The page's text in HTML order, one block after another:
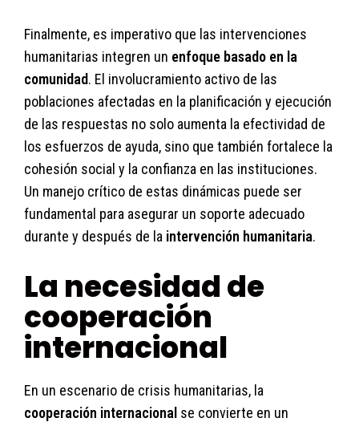
Finalmente, es imperativo que las intervenciones
humanitarias integren un enfoque basado en la
comunidad. El involucramiento activo de las
poblaciones afectadas en la planificación y ejecución
de las respuestas no solo aumenta la efectividad de
los esfuerzos de ayuda, sino que también fortalece la
cohesión social y la confianza en las instituciones.
Un manejo crítico de estas dinámicas puede ser
fundamental para asegurar un soporte adecuado
durante y después de la intervención humanitaria.
La necesidad de
cooperación
internacional
En un escenario de crisis humanitarias, la
cooperación internacional se convierte en un